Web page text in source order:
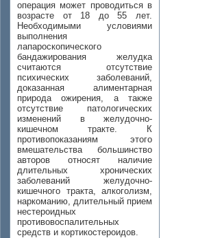
операция может проводиться в
возрасте от 18 до 55 лет.
Необходимыми условиями
выполнения
лапароскопического
бандажирования желудка
считаются отсутствие
психических заболеваний,
доказанная алиментарная
природа ожирения, а также
отсутствие патологических
изменений в желудочно-
кишечном тракте. К
противопоказаниям этого
вмешательства большинство
авторов относят наличие
длительных хронических
заболеваний желудочно-
кишечного тракта, алкоголизм,
наркоманию, длительный прием
нестероидных
противовоспалительных
средств и кортикостероидов.